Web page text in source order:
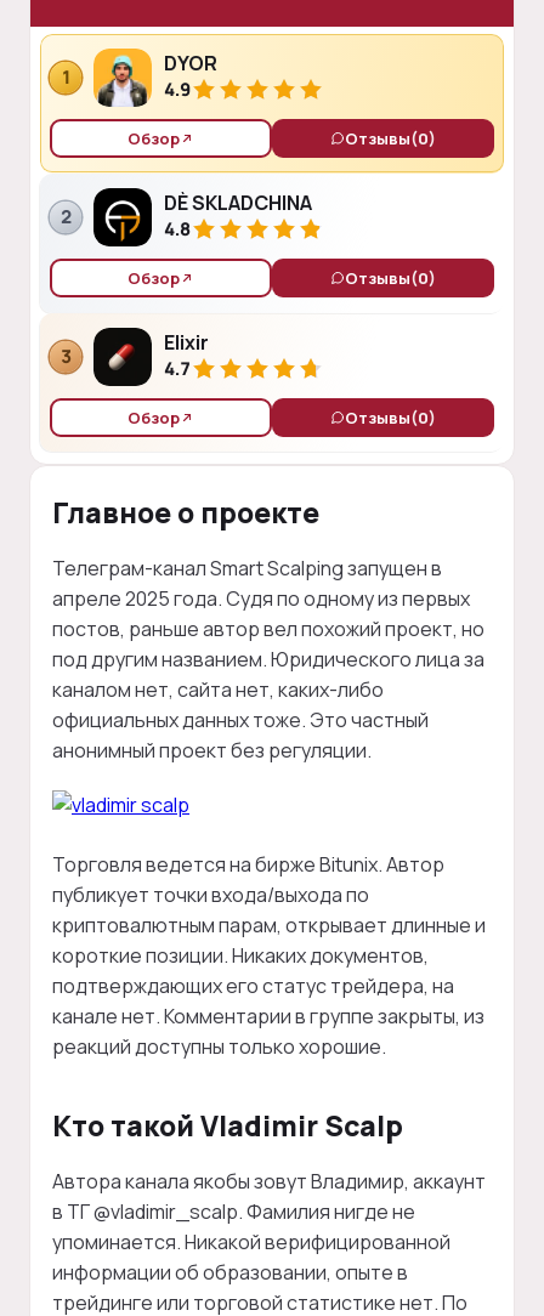
1
DYOR
4.9
Обзор Отзывы(0)
2
DÈ SKLADCHINA
4.8
Обзор Отзывы(0)
3
Elixir
4.7
Обзор Отзывы(0)
Главное о проекте
Телеграм-канал Smart Scalping запущен в
апреле 2025 года. Судя по одному из первых
постов, раньше автор вел похожий проект, но
под другим названием. Юридического лица за
каналом нет, сайта нет, каких-либо
официальных данных тоже. Это частный
анонимный проект без регуляции.
Торговля ведется на бирже Bitunix. Автор
публикует точки входа/выхода по
криптовалютным парам, открывает длинные и
короткие позиции. Никаких документов,
подтверждающих его статус трейдера, на
канале нет. Комментарии в группе закрыты, из
реакций доступны только хорошие.
Кто такой Vladimir Scalp
Автора канала якобы зовут Владимир, аккаунт
в ТГ @vladimir_scalp. Фамилия нигде не
упоминается. Никакой верифицированной
информации об образовании, опыте в
трейдинге или торговой статистике нет. По